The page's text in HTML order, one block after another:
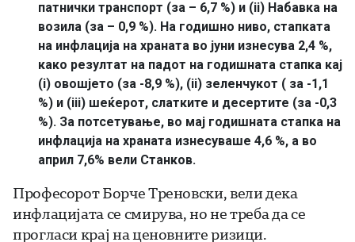
патнички транспорт (за – 6,7 %) и (ii) Набавка на
возила (за – 0,9 %). На годишно ниво, стапката
на инфлација на храната во јуни изнесува 2,4 %,
како резултат на падот на годишната стапка кај
(i) овошјето (за -8,9 %), (ii) зеленчукот ( за -1,1
%) и (iii) шеќерот, слатките и десертите (за -0,3
%). За потсетување, во мај годишната стапка на
инфлација на храната изнесуваше 4,6 %, а во
април 7,6% вели Станков.
Профeсорот Борче Треновски, вели дека
инфлацијата се смирува, но не треба да се
прогласи крај на ценовните ризици.